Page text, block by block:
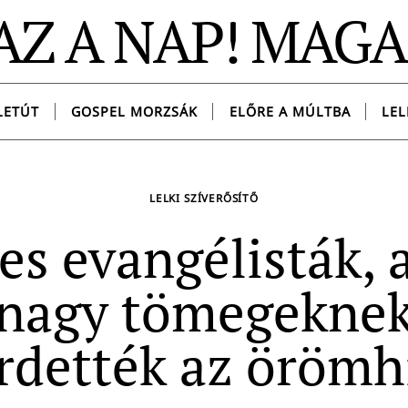
A NAP!
GOSPEL MORZSÁK ELŐRE A MÚLTBA
LELKI SZÍVERŐSÍTŐ
evangélisták,
az